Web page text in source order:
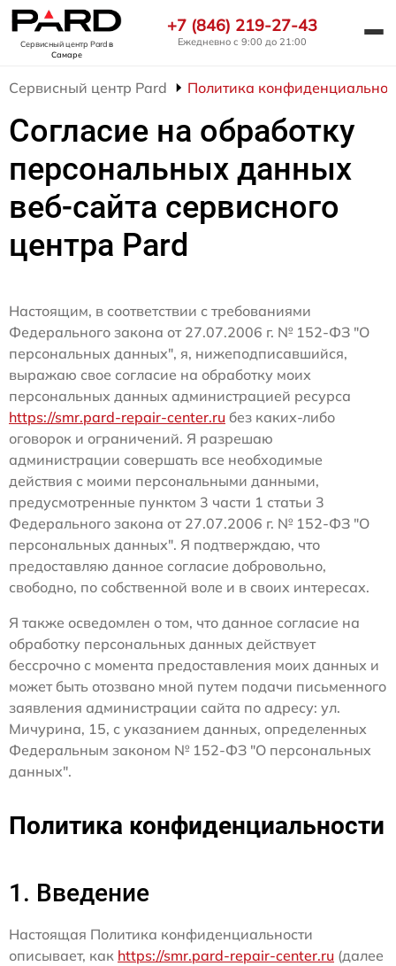
Сервисный центр Pardв
Самаре
+7 (846) 219-27-43
Ежедневно с 9:00 до 21:00
Сервисный центр Pard Политика
Согласие на обработку
персональных данных
веб-сайта сервисного
центра Pard
Настоящим, в соответствии с требованиями
Федерального закона от 27.07.2006 г. № 152-ФЗ "О
персональных данных", я, нижеподписавшийся,
выражаю свое согласие на обработку моих
персональных данных администрацией ресурса
https://smr.pard-repair-center.ru без каких-либо
оговорок и ограничений. Я разрешаю
администрации совершать все необходимые
действия с моими персональными данными,
предусмотренные пунктом 3 части 1 статьи 3
Федерального закона от 27.07.2006 г. № 152-ФЗ "О
персональных данных". Я подтверждаю, что
предоставляю данное согласие добровольно,
свободно, по собственной воле и в своих интересах.
Я также осведомлен о том, что данное согласие на
обработку персональных данных действует
бессрочно с момента предоставления моих данных и
может быть отозвано мной путем подачи письменного
заявления администрации сайта по адресу: ул.
Мичурина, 15, с указанием данных, определенных
Федеральным законом № 152-ФЗ "О персональных
данных".
Политика конфиденциальности
1. Введение
Настоящая Политика конфиденциальности
описывает, как https://smr.pard-repair-center.ru (далее